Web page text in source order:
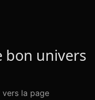
bon univers
la page